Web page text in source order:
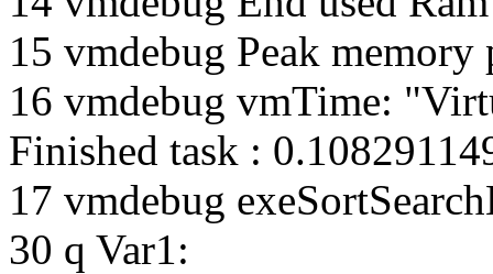
15 vmdebug Peak memory
16 vmdebug vmTime:
Finished task :
17 vmdebug
30 q Var1: